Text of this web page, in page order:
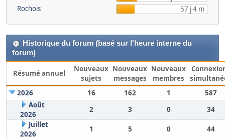
Rochois
57 j 4 m
Historique du forum (basé sur l'heure interne du
forum)
Résumé annuel
Nouveaux
sujets
Nouveaux
messages
Nouveaux
membres
2026
16 162 1
587
Août
2026
2 3 0
34
Juillet
2026
1 5 0
44